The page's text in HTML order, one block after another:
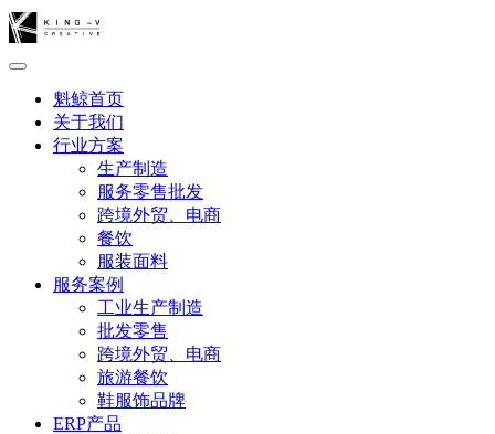
魁鲸首页
关于我们
行业方案
生产制造
服务零售批发
跨境外贸、电商
餐饮
服装面料
服务案例
工业生产制造
批发零售
跨境外贸、电商
旅游餐饮
鞋服饰品牌
ERP产品